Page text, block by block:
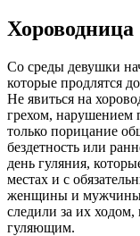
Хороводница
Со среды девушки
которые продлятся
Не явиться на
грехом, нарушением
только порицание
бездетность или
день гуляния,
местах и с
женщины и мужчины
следили за их
гуляющим.